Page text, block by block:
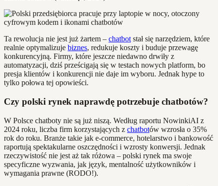
Ta rewolucja nie jest już żartem – chatbot stał się narzędziem, które
realnie optymalizuje biznes, redukuje koszty i buduje przewagę
konkurencyjną. Firmy, które jeszcze niedawno drwiły z
automatyzacji, dziś prześcigają się w testach nowych platform, bo
presja klientów i konkurencji nie daje im wyboru. Jednak hype to
tylko połowa tej opowieści.
Czy polski rynek naprawdę potrzebuje chatbotów?
W Polsce chatboty nie są już niszą. Według raportu NowinkiAI z
2024 roku, liczba firm korzystających z chatbotów wzrosła o 35%
rok do roku. Branże takie jak e-commerce, hotelarstwo i bankowość
raportują spektakularne oszczędności i wzrosty konwersji. Jednak
rzeczywistość nie jest aż tak różowa – polski rynek ma swoje
specyficzne wyzwania, jak język, mentalność użytkowników i
wymagania prawne (RODO!).